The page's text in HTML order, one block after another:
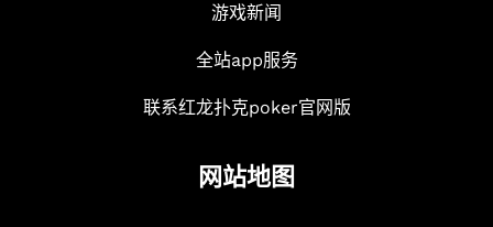
游戏新闻
全站app服务
联系红龙扑克poker官网版
网站地图